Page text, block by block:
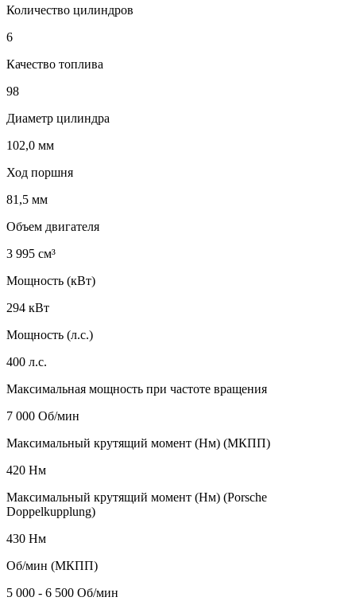
Количество цилиндров
6
Качество топлива
98
Диаметр цилиндра
102,0 мм
Ход поршня
81,5 мм
Объем двигателя
3 995 см³
Мощность (кВт)
294 кВт
Мощность (л.с.)
400 л.с.
Максимальная мощность при частоте вращения
7 000 Об/мин
Максимальный крутящий момент (Нм) (МКПП)
420 Нм
Максимальный крутящий момент (Нм) (Porsche
Doppelkupplung)
430 Нм
Об/мин (МКПП)
5 000 - 6 500 Об/мин